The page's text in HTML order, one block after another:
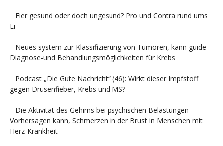
Eier gesund oder doch ungesund? Pro und Contra rund ums
Ei
Neues system zur Klassifizierung von Tumoren, kann guide
Diagnose-und Behandlungsmöglichkeiten für Krebs
Podcast „Die Gute Nachricht“ (46): Wirkt dieser Impfstoff
gegen Drüsenfieber, Krebs und MS?
Die Aktivität des Gehirns bei psychischen Belastungen
Vorhersagen kann, Schmerzen in der Brust in Menschen mit
Herz-Krankheit